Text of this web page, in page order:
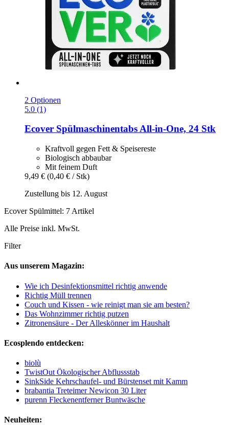
2 Optionen
5.0 (1)
Ecover Spülmaschinentabs All-​in-​One, 24 Stk
Kraftvoll gegen Fett & Speisereste
Biologisch abbaubar
Mit feinem Duft
9,49 € (0,40 € / Stk)
Zustellung bis 12. August
Ecover Spülmittel: 7 Artikel
Alle Preise inkl. MwSt.
Filter
Aus unserem Magazin:
Wie ich Desinfektionsmittel richtig anwende
Richtig Müll trennen
Couch und Kissen - wie reinigt man sie am besten?
Das Wohnzimmer richtig putzen
Zitronensäure - Der Alleskönner im Haushalt
Ecosplendo entdecken:
biolù
TwistOut Ökologischer Abflussstab
SinkSide Kehrschaufel- und Bürstenset mit Kamm
brabantia Treteimer Newicon 30 Liter
purenn Fleckenentferner Buntwäsche
Neuheiten: